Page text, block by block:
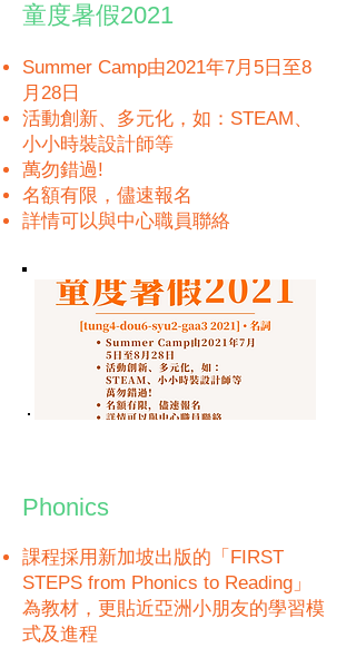
童度暑假2021
Summer Camp由2021年7月5日至8
月28日
活動創新、多元化，如：STEAM、
小小時裝設計師等
萬勿錯過!
名額有限，儘速報名
詳情可以與中心職員聯絡
Phonics
課程採用新加坡出版的「FIRST
STEPS from Phonics to Reading」
為教材，更貼近亞洲小朋友的學習模
式及進程